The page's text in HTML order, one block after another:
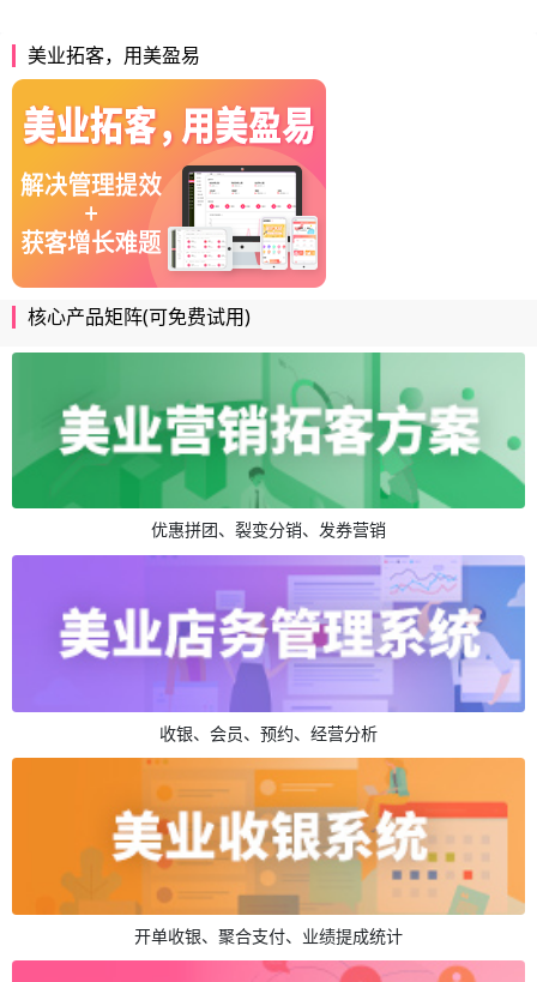
美业拓客，用美盈易
核心产品矩阵(可免费试用)
优惠拼团、裂变分销、发券营销
收银、会员、预约、经营分析
开单收银、聚合支付、业绩提成统计